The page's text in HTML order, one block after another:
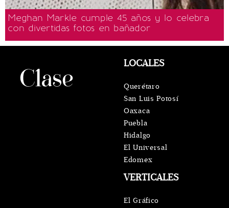
Meghan Markle cumple 45 años y lo celebra
con divertidas fotos en bañador
VERTICALES
El Gráfico
LOCALES
Querétaro
San Luis Potosí
Oaxaca
Puebla
Hidalgo
El Universal
Edomex